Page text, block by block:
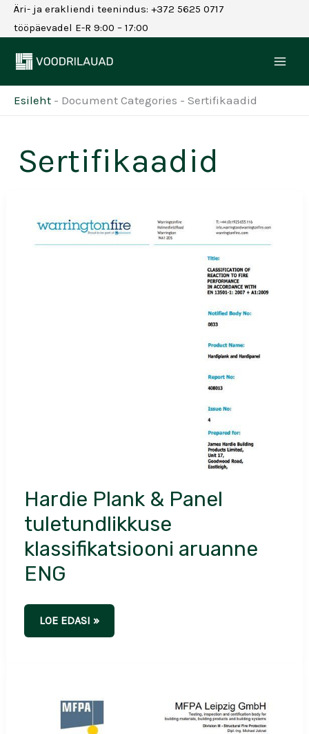
SkipÄri- ja erakliendi teenindus: +372 5625 0717
tööpäevadel E-R 9:00 – 17:00
Esileht - Document Categories - Sertifikaadid
Sertifikaadid
Hardie Plank & Panel
tuletundlikkuse
klassifikatsiooni aruanne
ENG
PLANK
&
PANEL
LOE EDASI »
PLANK